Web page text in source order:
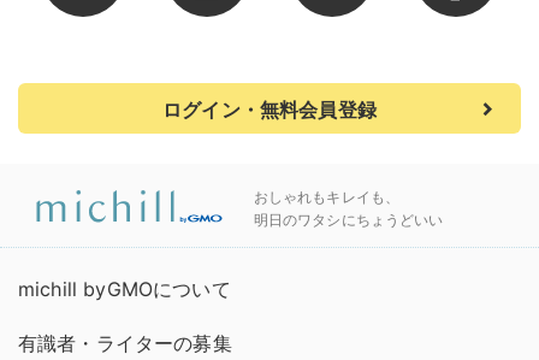
ログイン・無料会員登録
おしゃれもキレイも、
明日のワタシにちょうどいい
michill byGMOについて
有識者・ライターの募集